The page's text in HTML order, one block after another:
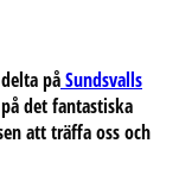
påSundsvalls
det fantastiska
att träffa oss och